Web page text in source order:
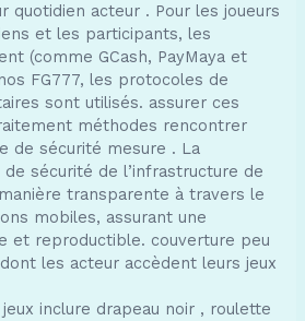
quotidien acteur . Pour les joueurs
et les participants, les
(comme GCash, PayMaya et
FG777, les protocoles de
sont utilisés. assurer ces
méthodes rencontrer
de sécurité mesure . La
sécurité de l’infrastructure de
transparente à travers le
mobiles, assurant une
et reproductible. couverture peu
les acteur accèdent leurs jeux
inclure drapeau noir , roulette